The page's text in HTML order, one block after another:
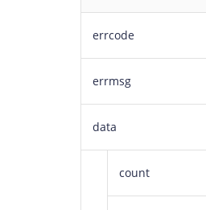
errcode
errmsg
data
count